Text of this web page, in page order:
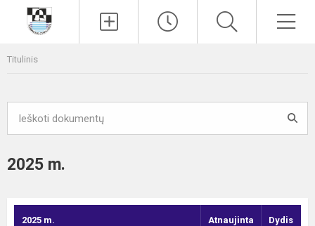
Titulinis
2025 m.
2025 m. Atnaujinta Dydis